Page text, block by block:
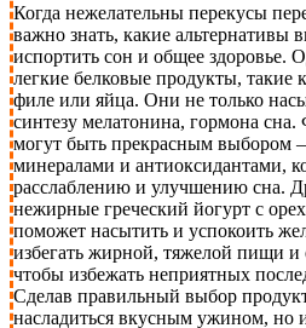
Когда нежелательны перекусы
важно знать, какие альтернативы
испортить сон и общее здоровье.
легкие белковые продукты, такие
филе или яйца. Они не только
синтезу мелатонина, гормона
могут быть прекрасным выбором
минералами и антиоксидантами,
расслаблению и улучшению сна.
нежирные греческий йогурт с
поможет насытить и успокоить
избегать жирной, тяжелой пищи и
чтобы избежать неприятных
Сделав правильный выбор
насладиться вкусным ужином, но